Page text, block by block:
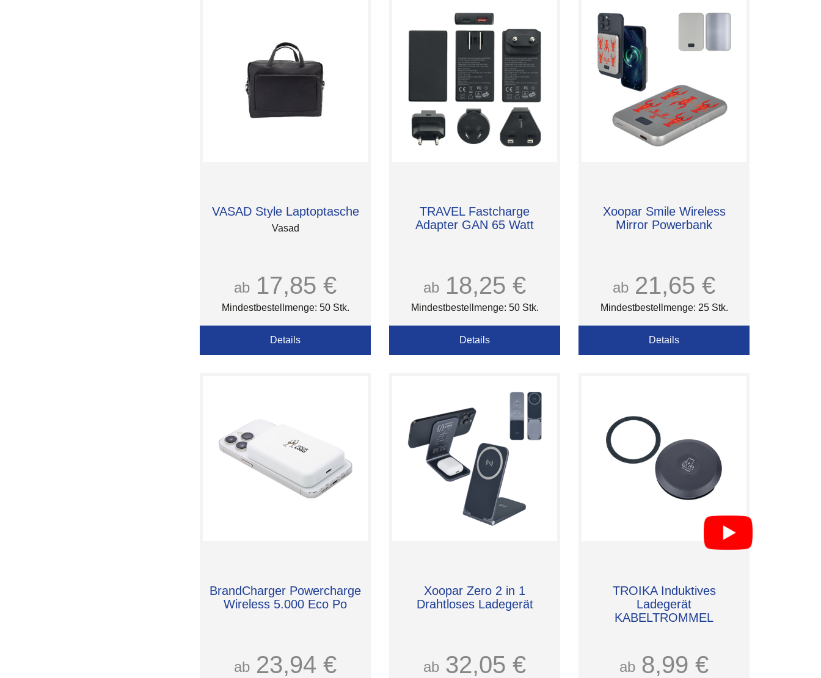
VASAD Style Laptoptasche
Vasad
ab 17,85 €
Mindestbestellmenge: 50 Stk.
Details
TRAVEL Fastcharge
Adapter GAN 65 Watt
ab 18,25 €
Mindestbestellmenge: 50 Stk.
Details
Xoopar Smile Wireless
Mirror Powerbank
ab 21,65 €
Mindestbestellmenge: 25 Stk.
Details
BrandCharger Powercharge
Wireless 5.000 Eco Po
ab 23,94 €
Xoopar Zero 2 in 1
Drahtloses Ladegerät
ab 32,05 €
TROIKA Induktives
Ladegerät
KABELTROMMEL
ab 8,99 €